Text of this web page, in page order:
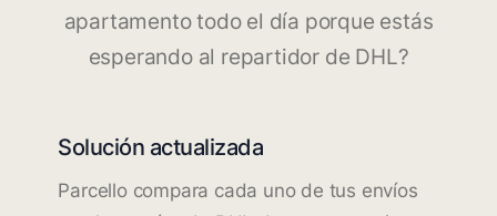
apartamento todo el día porque estás
esperando al repartidor de DHL?
Solución actualizada
Parcello compara cada uno de tus envíos